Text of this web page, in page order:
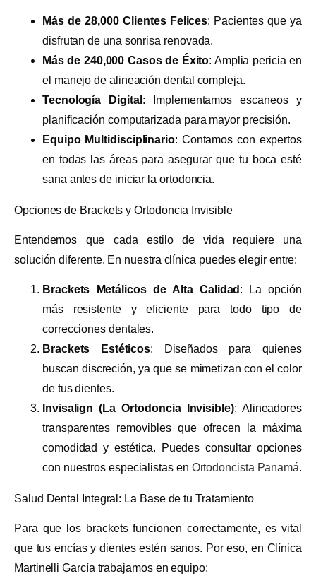
Más de 28,000 Clientes Felices: Pacientes que ya
disfrutan de una sonrisa renovada.
Más de 240,000 Casos de Éxito: Amplia pericia en
el manejo de alineación dental compleja.
Tecnología Digital : Implementamos escaneos y
planificación computarizada para mayor precisión.
Equipo Multidisciplinario: Contamos con expertos
en todas las áreas para asegurar que tu boca esté
sana antes de iniciar la ortodoncia.
Opciones de Brackets y Ortodoncia Invisible
Entendemos que cada estilo de vida requiere una
solución diferente. En nuestra clínica puedes elegir entre:
Brackets Metálicos de Alta Calidad : La opción
más resistente y eficiente para todo tipo de
correcciones dentales.
Brackets Estéticos: Diseñados para quienes
buscan discreción, ya que se mimetizan con el color
de tus dientes.
Invisalign (La Ortodoncia Invisible): Alineadores
transparentes removibles que ofrecen la máxima
comodidad y estética. Puedes consultar opciones
con nuestros especialistas en Ortodoncista Panamá.
Salud Dental Integral: La Base de tu Tratamiento
Para que los brackets funcionen correctamente, es vital
que tus encías y dientes estén sanos. Por eso, en Clínica
Martinelli García trabajamos en equipo: